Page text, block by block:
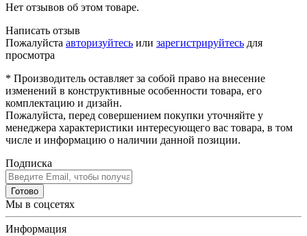
Нет отзывов об этом товаре.
Написать отзыв
Пожалуйста авторизуйтесь или зарегистрируйтесь для
просмотра
* Производитель оставляет за собой право на внесение
изменений в конструктивные особенности товара, его
комплектацию и дизайн.
Пожалуйста, перед совершением покупки уточняйте у
менеджера характеристики интересующего вас товара, в том
числе и информацию о наличии данной позиции.
Подписка
Готово
Мы в соцсетях
Информация